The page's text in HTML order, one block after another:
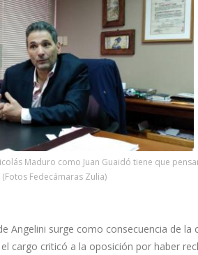
Maduro como Juan Guaidó tiene que
Fedecámaras Zulia)
Angelini surge como consecuencia de
cargo criticó a la oposición por haber